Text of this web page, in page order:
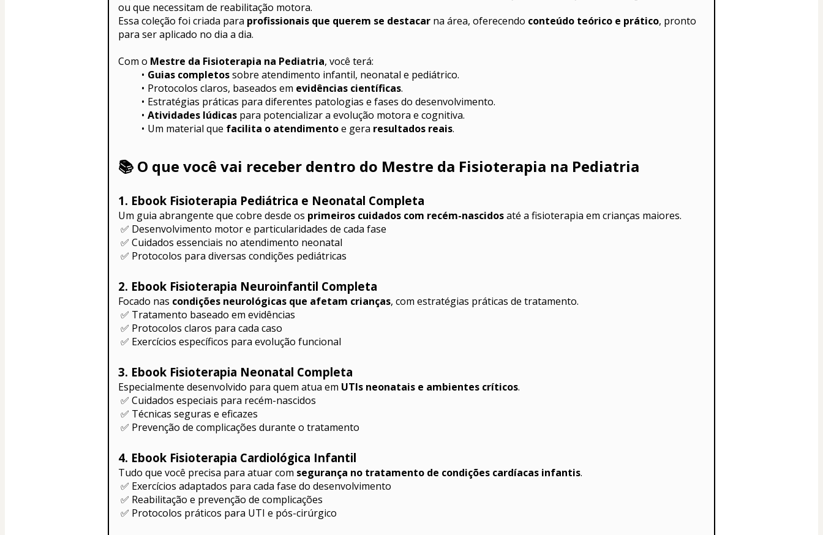
ou que necessitam de reabilitação motora.
Essa coleção foi criada para profissionais que querem se destacar na área, oferecendo conteúdo teórico e prático, pronto
para ser aplicado no dia a dia.
Com o Mestre da Fisioterapia na Pediatria, você terá:
Guias completos sobre atendimento infantil, neonatal e pediátrico.
Protocolos claros, baseados em evidências científicas.
Estratégias práticas para diferentes patologias e fases do desenvolvimento.
Atividades lúdicas para potencializar a evolução motora e cognitiva.
Um material que facilita o atendimento e gera resultados reais.
📚 O que você vai receber dentro do Mestre da Fisioterapia na Pediatria
1. Ebook Fisioterapia Pediátrica e Neonatal Completa
Um guia abrangente que cobre desde os primeiros cuidados com recém-nascidos até a fisioterapia em crianças maiores.
✅ Desenvolvimento motor e particularidades de cada fase
✅ Cuidados essenciais no atendimento neonatal
✅ Protocolos para diversas condições pediátricas
2. Ebook Fisioterapia Neuroinfantil Completa
Focado nas condições neurológicas que afetam crianças, com estratégias práticas de tratamento.
✅ Tratamento baseado em evidências
✅ Protocolos claros para cada caso
✅ Exercícios específicos para evolução funcional
3. Ebook Fisioterapia Neonatal Completa
Especialmente desenvolvido para quem atua em UTIs neonatais e ambientes críticos.
✅ Cuidados especiais para recém-nascidos
✅ Técnicas seguras e eficazes
✅ Prevenção de complicações durante o tratamento
4. Ebook Fisioterapia Cardiológica Infantil
Tudo que você precisa para atuar com segurança no tratamento de condições cardíacas infantis.
✅ Exercícios adaptados para cada fase do desenvolvimento
✅ Reabilitação e prevenção de complicações
✅ Protocolos práticos para UTI e pós-cirúrgico